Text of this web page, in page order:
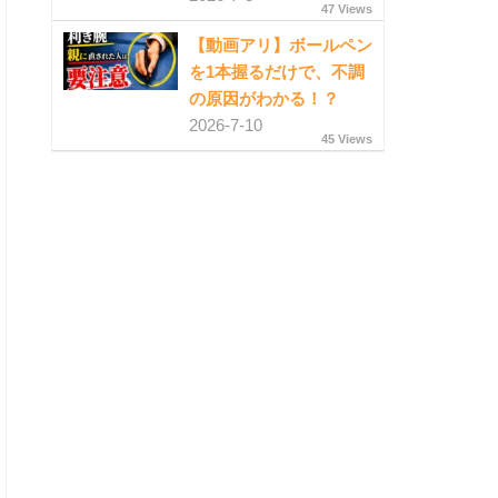
47 Views
【動画アリ】ボールペン
を1本握るだけで、不調
の原因がわかる！？
2026-7-10
45 Views